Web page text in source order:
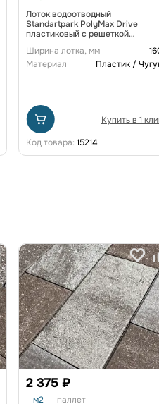
Лоток водоотводный
Standartpark PolyMax Drive
пластиковый с решеткой
(комплект) 0805034-М
Ширина лотка, мм
Материал
Пластик /
Купить в 1
Код товара: 15214
2 375 ₽
м2 паллет